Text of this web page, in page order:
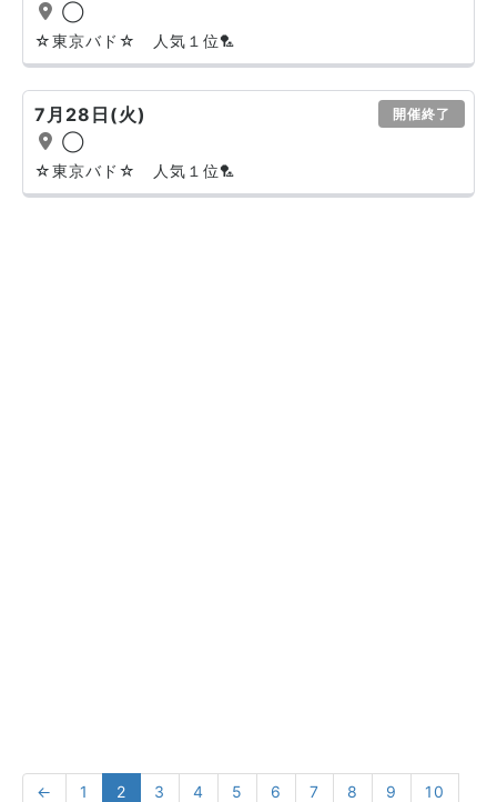
◯
☆東京バド☆ 人気１位🏸
7月28日(火) 開催終了
◯
☆東京バド☆ 人気１位🏸
← 1 2 3 4 5 6 7 8 9
10